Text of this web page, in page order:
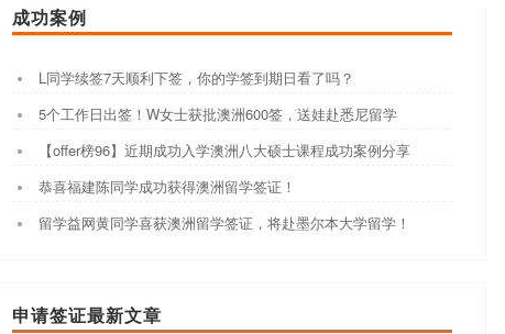
成功案例
L同学续签7天顺利下签，你的学签到期日看了吗？
5个工作日出签！W女士获批澳洲600签，送娃赴悉尼留学
【offer榜96】近期成功入学澳洲八大硕士课程成功案例分享
恭喜福建陈同学成功获得澳洲留学签证！
留学益网黄同学喜获澳洲留学签证，将赴墨尔本大学留学！
申请签证最新文章